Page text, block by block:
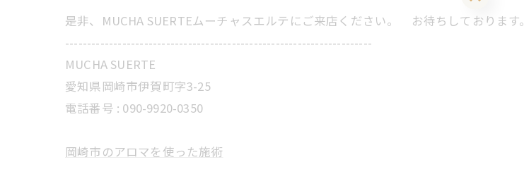
是非、MUCHA SUERTEムーチャスエルテにご来店ください。 お待ちしております。
----------------------------------------------------------------------
MUCHA SUERTE
愛知県岡崎市伊賀町字3-25
電話番号 : 090-9920-0350
岡崎市のアロマを使った施術